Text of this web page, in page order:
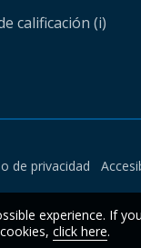
calificación (i)
de privacidad
experience. If
click here.